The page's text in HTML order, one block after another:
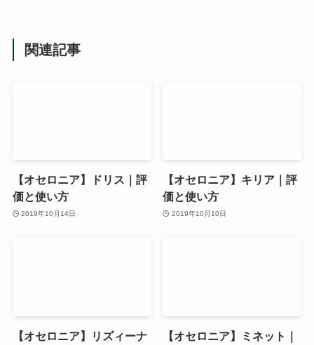
関連記事
【オセロニア】ドリス｜評
価と使い方
2019年10月14日
【オセロニア】キリア｜評
価と使い方
2019年10月10日
【オセロニア】リズィーナ
【オセロニア】ミネット｜